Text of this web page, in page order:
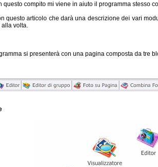
questo compito mi viene in aiuto il programma stesso
questo articolo che darà una descrizione dei vari
volta.
si presenterà con una pagina composta da tre